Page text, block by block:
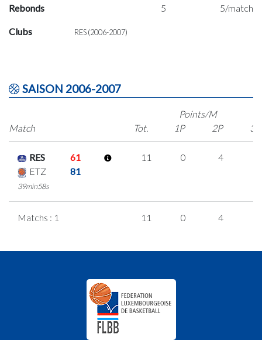
Rebonds
5 5/match
Clubs RES (2006-2007)
SAISON 2006-2007
Match
Points/M
Tot.
1P 2P 3P
RES
61
ETZ
81
39min58s
11 0 4
Matchs : 1 11 0 4